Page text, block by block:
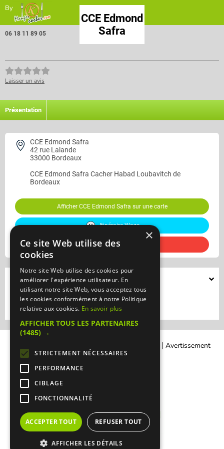
By
CCE Edmond
Safra
06 18 11 89 05
Laisser un avis
Présentation
CCE Edmond Safra
42 rue Lalande
33000 Bordeaux
CCE Edmond Safra Cacher Habad Loubavitch de
Bordeaux
Afficher CCE Edmond Safra sur une carte
Itinéraire Waze
Itinéraire Gmap
Présentation
Traiteur CCE Edmond Safra
| Avertissement
Légal
×
Ce site Web utilise des
cookies
Notre site Web utilise des cookies pour
améliorer l'expérience utilisateur. En
utilisant notre site Web, vous acceptez tous
les cookies conformément à notre Politique
relative aux cookies. En savoir plus
AFFICHER TOUS LES PARTENAIRES
(1485) →
STRICTEMENT NÉCESSAIRES
PERFORMANCE
CIBLAGE
FONCTIONNALITÉ
ACCEPTER TOUT REFUSER TOUT
AFFICHER LES DÉTAILS